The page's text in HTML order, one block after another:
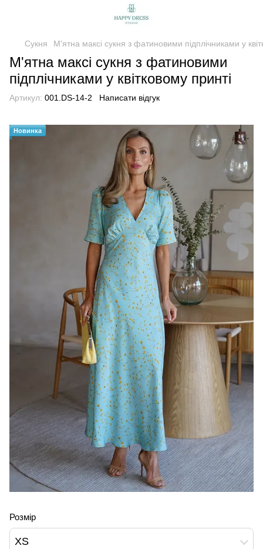
Сукня М'ятна максі сукня з фатиновими підплічниками у
М'ятна максі сукня з фатиновими
підплічниками у квітковому принті
Артикул: 001.DS-14-2 Написати відгук
Новинка
Розмір
XS